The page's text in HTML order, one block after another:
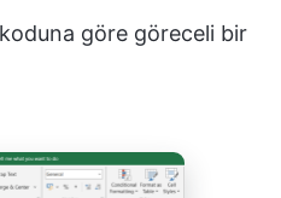
göre göreceli bir